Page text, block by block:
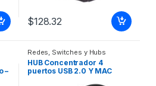
$128.32
–
Redes Switches y Hubs
HUB Concentrador 4
puertos USB 2.0 Y MAC